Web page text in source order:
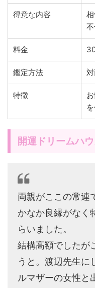
得意な内容
料金
鑑定方法
特徴
開運ドリームハ
両親がここの常連
かなか良縁がなく
らいました。
結構高額でしたが
うと。渡辺先生に
ルマザーの女性と